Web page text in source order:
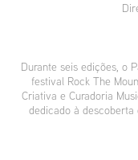
Durante seis edições, o
festival Rock The
Criativa e Curadoria
dedicado à